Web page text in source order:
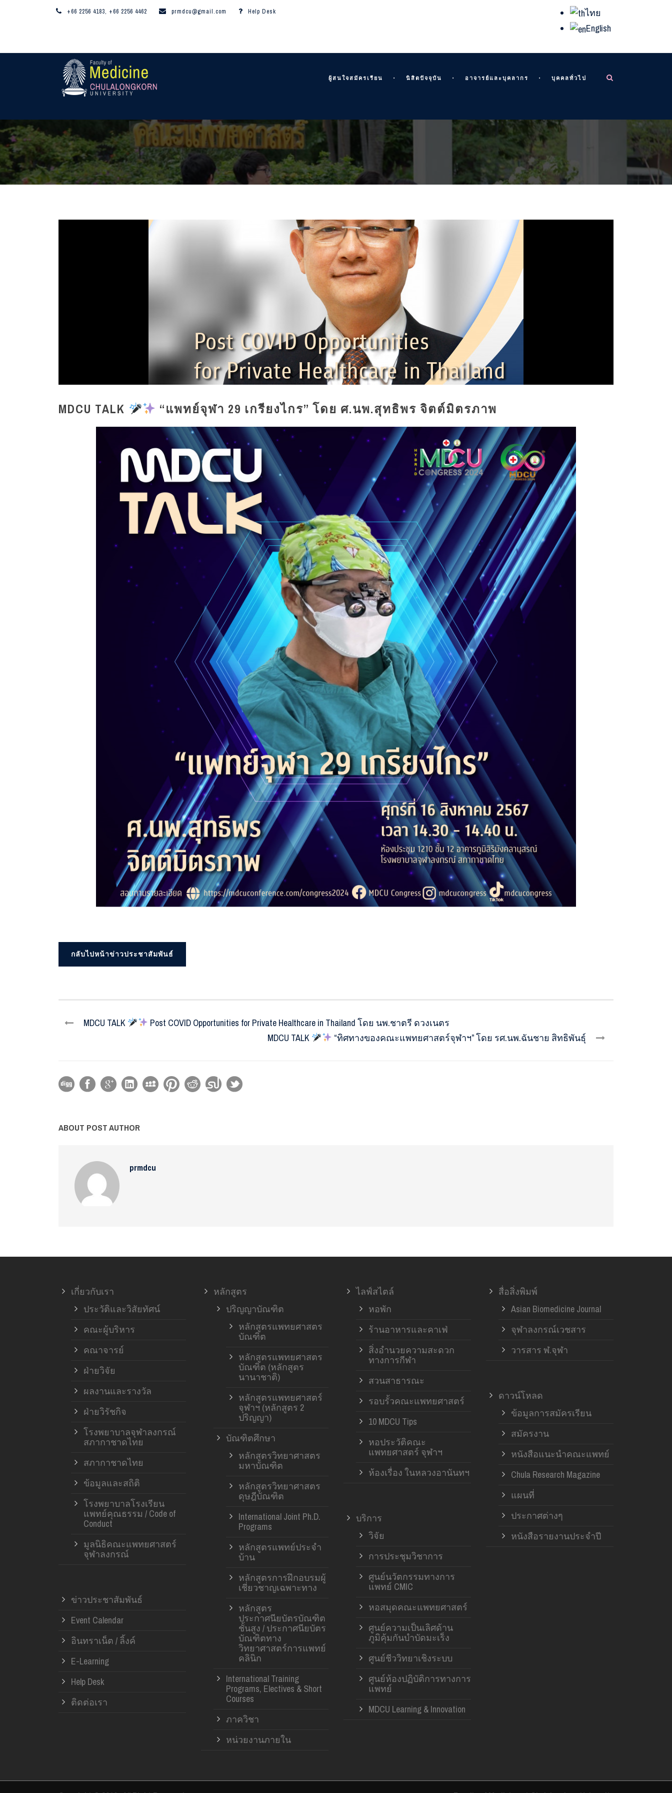
+66 2256 4183, +66 2256 4462 prmdcu@gmail.com Help Desk
ไทย
English
ผู้สนใจสมัครเรียน นิสิตปัจจุบัน อาจารย์และบุคลากร บุคคลทั่วไป
MDCU TALK “แพทย์จุฬา 29 เกรียงไกร” โดย ศ.นพ.สุทธิพร จิตต์มิตรภาพ
กลับไปหน้าข่าวประชาสัมพันธ์
MDCU TALK
Post COVID Opportunities for Private Healthcare in Thailand โดย นพ.ชาตรี ดวงเนตร
MDCU TALK
“ทิศทางของคณะแพทยศาสตร์จุฬาฯ” โดย รศ.นพ.ฉันชาย สิทธิพันธุ์
ABOUT POST AUTHOR
prmdcu
เกี่ยวกับเรา
ประวัติและวิสัยทัศน์
คณะผู้บริหาร
คณาจารย์
ฝ่ายวิจัย
ผลงานและรางวัล
ฝ่ายวิรัชกิจ
โรงพยาบาลจุฬาลงกรณ์
สภากาชาดไทย
สภากาชาดไทย
ข้อมูลและสถิติ
โรงพยาบาลโรงเรียน
แพทย์คุณธรรม / Code of
Conduct
มูลนิธิคณะแพทยศาสตร์
จุฬาลงกรณ์
ข่าวประชาสัมพันธ์
Event Calendar
อินทราเน็ต / ลิ้งค์
E-Learning
Help Desk
ติดต่อเรา
หลักสูตร
ปริญญาบัณฑิต
หลักสูตรแพทยศาสตร
บัณฑิต
หลักสูตรแพทยศาสตร
บัณฑิต (หลักสูตร
นานาชาติ)
หลักสูตรแพทยศาสตร์
จุฬาฯ (หลักสูตร 2
ปริญญา)
บัณฑิตศึกษา
หลักสูตรวิทยาศาสตร
มหาบัณฑิต
หลักสูตรวิทยาศาสตร
ดุษฎีบัณฑิต
International Joint Ph.D.
Programs
หลักสูตรแพทย์ประจำ
บ้าน
หลักสูตรการฝึกอบรมผู้
เชี่ยวชาญเฉพาะทาง
หลักสูตร
ประกาศนียบัตรบัณฑิต
ชั้นสูง / ประกาศนียบัตร
บัณฑิตทาง
วิทยาศาสตร์การแพทย์
คลินิก
International Training
Programs, Electives & Short
Courses
ภาควิชา
หน่วยงานภายใน
ไลฟ์สไตล์
หอพัก
ร้านอาหารและคาเฟ่
สิ่งอำนวยความสะดวก
ทางการกีฬา
สวนสาธารณะ
รอบรั้วคณะแพทยศาสตร์
10 MDCU Tips
หอประวัติคณะ
แพทยศาสตร์ จุฬาฯ
ห้องเรื่อง ในหลวงอานันทฯ
บริการ
วิจัย
การประชุมวิชาการ
ศูนย์นวัตกรรมทางการ
แพทย์ CMIC
หอสมุดคณะแพทยศาสตร์
ศูนย์ความเป็นเลิศด้าน
ภูมิคุ้มกันบำบัดมะเร็ง
ศูนย์ชีววิทยาเชิงระบบ
ศูนย์ห้องปฏิบัติการทางการ
แพทย์
MDCU Learning & Innovation
สื่อสิ่งพิมพ์
Asian Biomedicine Journal
จุฬาลงกรณ์เวชสาร
วารสาร ฬ.จุฬา
ดาวน์โหลด
ข้อมูลการสมัครเรียน
สมัครงาน
หนังสือแนะนำคณะแพทย์
Chula Research Magazine
แผนที่
ประกาศต่างๆ
หนังสือรายงานประจำปี